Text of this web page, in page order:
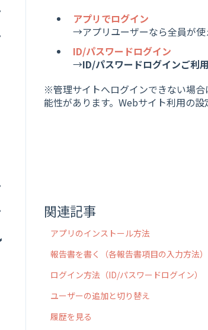
アプリでログイン
→アプリユーザーなら全員が使
ID/パスワードログイン
→ID/パスワードログインご利
※管理サイトへログインできない場
能性があります。Webサイト利用の設
関連記事
アプリのインストール方法
報告書を書く（各報告書項目の入力方法）
ログイン方法（ID/パスワードログイン）
ユーザーの追加と切り替え
履歴を見る